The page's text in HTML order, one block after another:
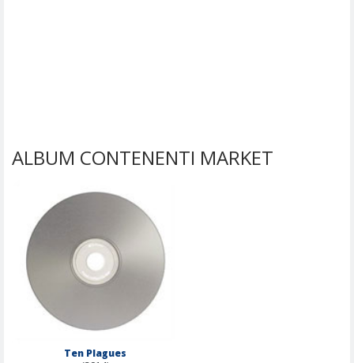
ALBUM CONTENENTI MARKET
Ten Plagues